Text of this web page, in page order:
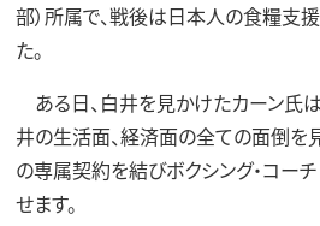
部）所属で、戦後は日本人の食糧支
た。
ある日、白井を見かけたカーン氏
井の生活面、経済面の全ての面倒を
の専属契約を結びボクシング・コー
せます。